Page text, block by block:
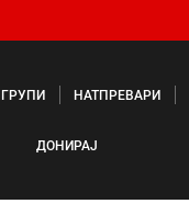
ГРУПИ НАТПРЕВАРИ
ДОНИРАЈ